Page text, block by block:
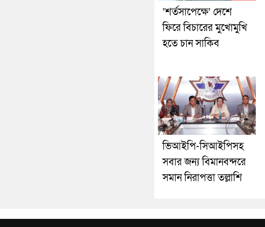
‘শর্তসাপেক্ষে’ দেশে
ফিরে বিচারের মুখোমুখি
হতে চান সাকিব
ভিআইপি-সিআইপিসহ
সবার জন্য বিমানবন্দরে
সমান নিরাপত্তা তল্লাশি